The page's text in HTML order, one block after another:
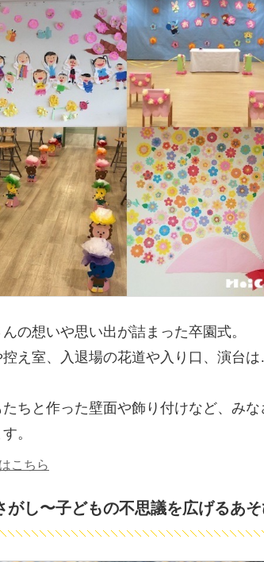
の想いや思い出が詰まった卒園式。
控え室、入退場の花道や入り口、演台
ちと作った壁面や飾り付けなど、み
。
こちら
がし〜子どもの不思議を広げるあ